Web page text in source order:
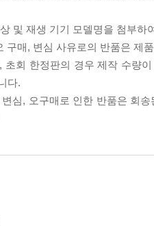
및 재생 기기 모델명을 첨부하
구매, 변심 사유로의 반품은 제
초회 한정판의 경우 제작 수량
다.
심, 오구매로 인한 반품은 회